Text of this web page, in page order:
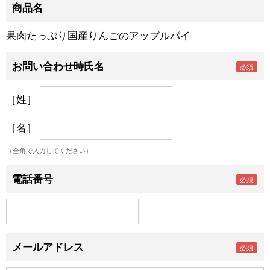
商品名
果肉たっぷり国産りんごのアップルパイ
お問い合わせ時氏名
［姓］
［名］
（全角で入力してください）
電話番号
メールアドレス